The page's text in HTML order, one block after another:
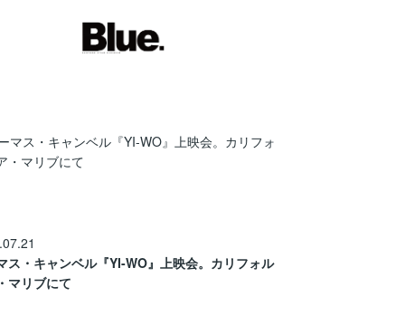
ス・キャンベル『YI-WO』上映会。カリフォル
マリブにて